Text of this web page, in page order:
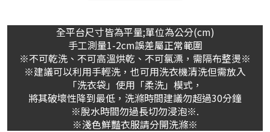
全平台尺寸皆為平量;單位為公分(cm)
手工測量1-2cm誤差屬正常範圍
※不可乾洗、不可高溫烘乾、不可氯漂，需隔布整燙※
※建議可以利用手輕洗，也可用洗衣機清洗但需放入
「洗衣袋」使用「柔洗」模式，
將其破壞性降到最低，洗滌時間建議勿超過30分鐘
※脫水時間勿過長切勿浸泡※.
※淺色鮮豔衣服請分開洗滌※